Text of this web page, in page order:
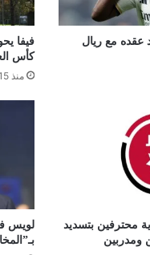
عقده مع ريال
فيفا
كأس العرب بعد
منذ 15 ساعة
محترفين بتسديد
ومدربين
لويس